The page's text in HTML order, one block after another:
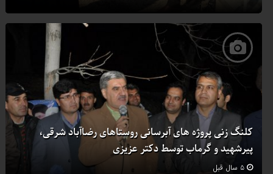
کلنگ زنی پروژه های آبرسانی روستاهای رضاآباد شرقی،
پیرشهید و گرماب توسط دکتر عزیزی
۵ سال قبل